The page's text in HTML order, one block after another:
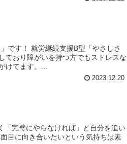
です！ 就労継続支援B型「やさしさ
ており障がいを持つ方でもストレスな
けてます。...
2023.12.20
完璧にやらなければ」と自分を追い
目に向き合いたいという気持ちは素